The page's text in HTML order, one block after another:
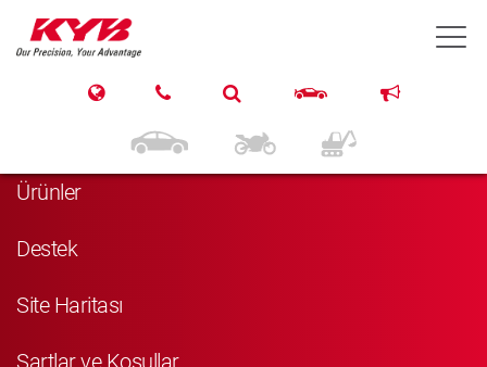
Navigasyon
Ürünler
Destek
Site Haritası
Şartlar ve Koşullar